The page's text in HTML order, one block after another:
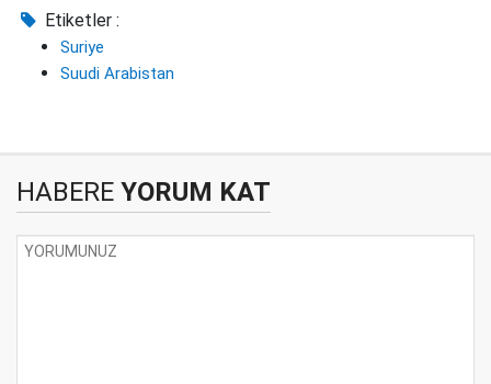
Etiketler :
Suriye
Suudi Arabistan
HABERE YORUM KAT